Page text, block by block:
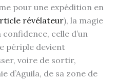
pour une expédition en
révélateur), la magie
celle d’un
périple devient
voire de sortir,
d’Aguila, de sa zone de